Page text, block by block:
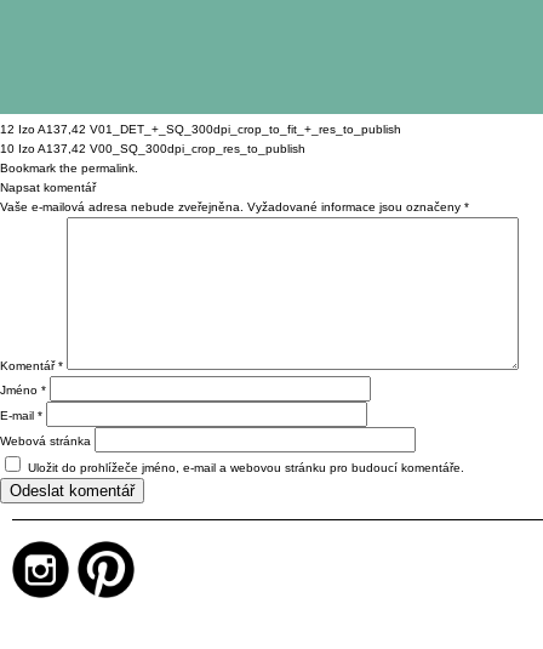
12 Izo A137,42 V01_DET_+_SQ_300dpi_crop_to_fit_+_res_to_publish
10 Izo A137,42 V00_SQ_300dpi_crop_res_to_publish
Bookmark the permalink
Napsat komentář
Vaše e-mailová adresa nebude zveřejněna.
Vyžadované informace jsou označeny *
Komentář*
Jméno *
E-mail *
Webová stránka
Uložit do prohlížeče jméno, e-mail a webovou stránku pro budoucí komentáře.